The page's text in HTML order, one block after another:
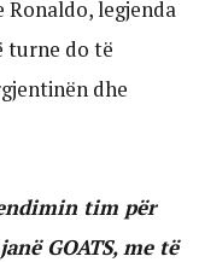
Ronaldo, legjenda
turne do të
dhe
tim për
GOATS, me të